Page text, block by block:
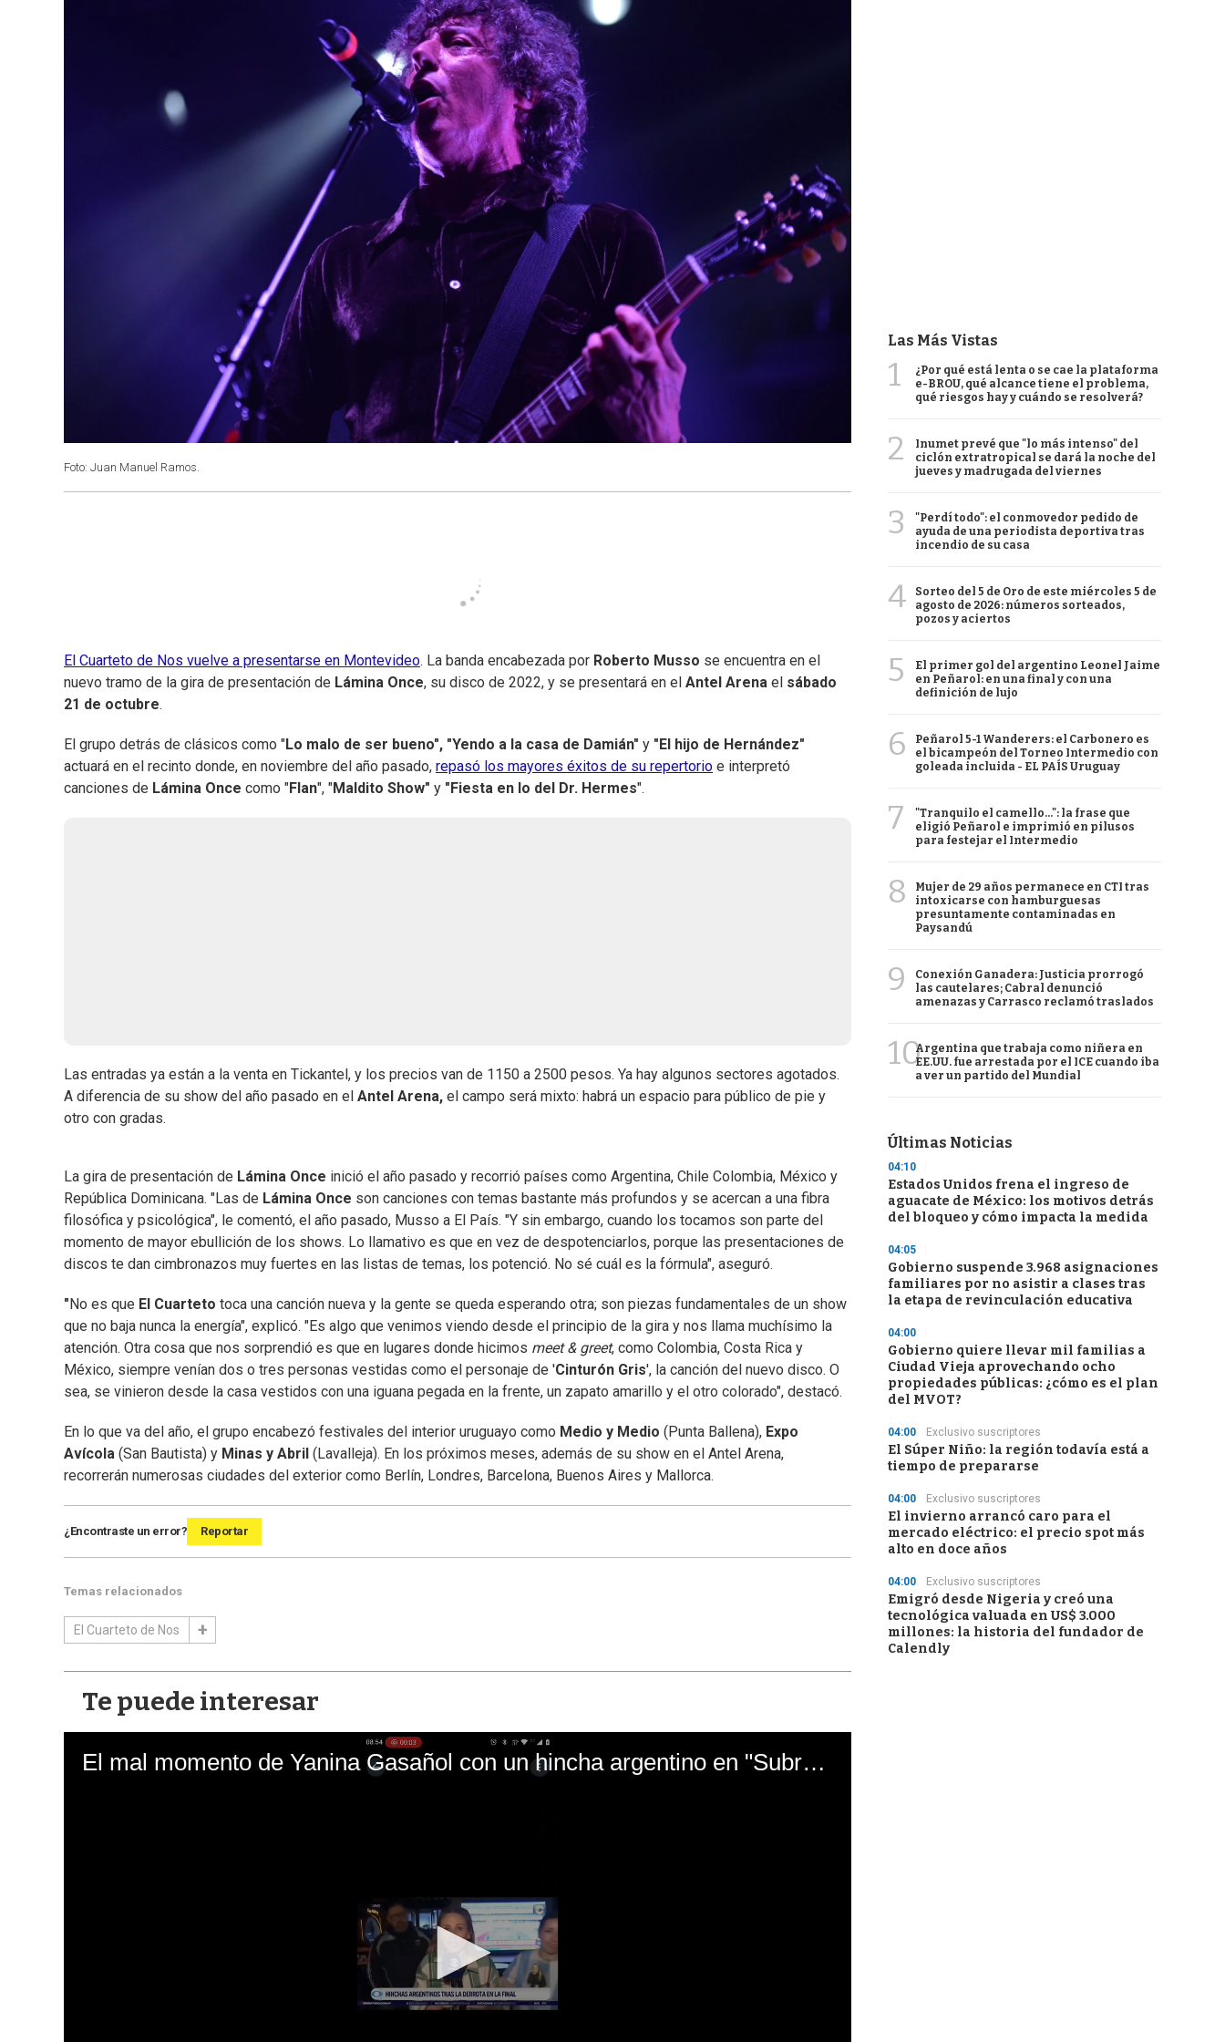
Foto: Juan Manuel Ramos.
El Cuarteto de Nos vuelve a presentarse en Montevideo. La banda encabezada por Roberto Musso se encuentra en el
nuevo tramo de la gira de presentación de Lámina Once, su disco de 2022, y se presentará en el Antel Arena el sábado
21 de octubre.
El grupo detrás de clásicos como "Lo malo de ser bueno", "Yendo a la casa de Damián" y "El hijo de Hernández"
actuará en el recinto donde, en noviembre del año pasado, repasó los mayores éxitos de su repertorio e interpretó
canciones de Lámina Once como "Flan", "Maldito Show" y "Fiesta en lo del Dr. Hermes".
Las entradas ya están a la venta en Tickantel, y los precios van de 1150 a 2500 pesos. Ya hay algunos sectores agotados.
A diferencia de su show del año pasado en el Antel Arena, el campo será mixto: habrá un espacio para público de pie y
otro con gradas.
La gira de presentación de Lámina Once inició el año pasado y recorrió países como Argentina, Chile Colombia, México y
República Dominicana. "Las de Lámina Once son canciones con temas bastante más profundos y se acercan a una fibra
filosófica y psicológica", le comentó, el año pasado, Musso a El País. "Y sin embargo, cuando los tocamos son parte del
momento de mayor ebullición de los shows. Lo llamativo es que en vez de despotenciarlos, porque las presentaciones de
discos te dan cimbronazos muy fuertes en las listas de temas, los potenció. No sé cuál es la fórmula", aseguró.
" No es que El Cuarteto toca una canción nueva y la gente se queda esperando otra; son piezas fundamentales de un show
que no baja nunca la energía", explicó. "Es algo que venimos viendo desde el principio de la gira y nos llama muchísimo la
atención. Otra cosa que nos sorprendió es que en lugares donde hicimos meet & greet, como Colombia, Costa Rica y
México, siempre venían dos o tres personas vestidas como el personaje de 'Cinturón Gris', la canción del nuevo disco. O
sea, se vinieron desde la casa vestidos con una iguana pegada en la frente, un zapato amarillo y el otro colorado", destacó.
En lo que va del año, el grupo encabezó festivales del interior uruguayo como Medio y Medio (Punta Ballena), Expo
Avícola (San Bautista) y Minas y Abril (Lavalleja). En los próximos meses, además de su show en el Antel Arena,
recorrerán numerosas ciudades del exterior como Berlín, Londres, Barcelona, Buenos Aires y Mallorca.
¿Encontraste un error? Reportar
Temas relacionados
El Cuarteto de Nos
Te puede interesar
El mal momento de Yanina Gasañol con un hincha argentino en "Subrayado"
Las Más Vistas
1
¿Por qué está lenta o se cae la plataforma
e-BROU, qué alcance tiene el problema,
qué riesgos hay y cuándo se resolverá?
2
Inumet prevé que "lo más intenso" del
ciclón extratropical se dará la noche del
jueves y madrugada del viernes
3
"Perdí todo": el conmovedor pedido de
ayuda de una periodista deportiva tras
incendio de su casa
4
Sorteo del 5 de Oro de este miércoles 5 de
agosto de 2026: números sorteados,
pozos y aciertos
5
El primer gol del argentino Leonel Jaime
en Peñarol: en una final y con una
definición de lujo
6
Peñarol 5-1 Wanderers: el Carbonero es
el bicampeón del Torneo Intermedio con
goleada incluida - EL PAÍS Uruguay
7
"Tranquilo el camello...": la frase que
eligió Peñarol e imprimió en pilusos
para festejar el Intermedio
8
Mujer de 29 años permanece en CTI tras
intoxicarse con hamburguesas
presuntamente contaminadas en
Paysandú
9
Conexión Ganadera: Justicia prorrogó
las cautelares; Cabral denunció
amenazas y Carrasco reclamó traslados
10Argentina que trabaja como niñera en
EE.UU. fue arrestada por el ICE cuando iba
a ver un partido del Mundial
Últimas Noticias
04:10
Estados Unidos frena el ingreso de
aguacate de México: los motivos detrás
del bloqueo y cómo impacta la medida
04:05
Gobierno suspende 3.968 asignaciones
familiares por no asistir a clases tras
la etapa de revinculación educativa
04:00
Gobierno quiere llevar mil familias a
Ciudad Vieja aprovechando ocho
propiedades públicas: ¿cómo es el plan
del MVOT?
04:00 Exclusivo suscriptores
El Súper Niño: la región todavía está a
tiempo de prepararse
04:00 Exclusivo suscriptores
El invierno arrancó caro para el
mercado eléctrico: el precio spot más
alto en doce años
04:00 Exclusivo suscriptores
Emigró desde Nigeria y creó una
tecnológica valuada en US$ 3.000
millones: la historia del fundador de
Calendly